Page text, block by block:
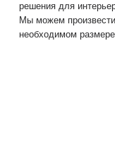
решения для
Мы можем произвести
необходимом